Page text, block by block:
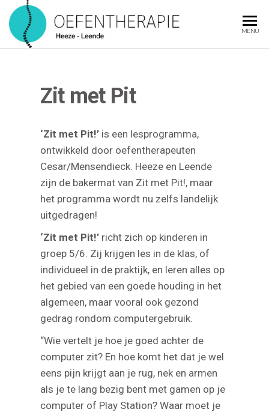
MENU
Zit met Pit
‘Zit met Pit!’is een lesprogramma,
ontwikkeld door oefentherapeuten
Cesar/Mensendieck. Heeze en Leende
zijn de bakermat van Zit met Pit!, maar
het programma wordt nu zelfs landelijk
uitgedragen!
‘Zit met Pit!’richt zich op kinderen in
groep 5/6. Zij krijgen les in de klas, of
individueel in de praktijk, en leren alles op
het gebied van een goede houding in het
algemeen, maar vooral ook gezond
gedrag rondom computergebruik.
“Wie vertelt je hoe je goed achter de
computer zit? En hoe komt het dat je wel
eens pijn krijgt aan je rug, nek en armen
als je te lang bezig bent met gamen op je
computer of Play Station? Waar moet je